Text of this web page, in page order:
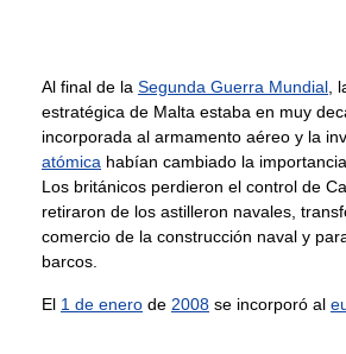
Al final de la Segunda Guerra Mundial ,
estratégica de Malta estaba en muy
incorporada al armamento aéreo y la
atómica habían cambiado la
Los británicos perdieron el control de
retiraron de los astilleron navales,
comercio de la construcción naval y
barcos.
El 1 de enero de 2008 se incorporó al